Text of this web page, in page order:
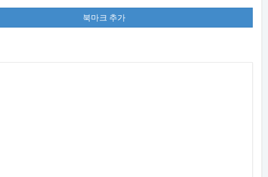
북마크 추가